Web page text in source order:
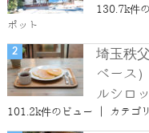
130.7k件
ポット
埼玉秩
ベース
ルシロ
101.2k件のビュー カテゴ